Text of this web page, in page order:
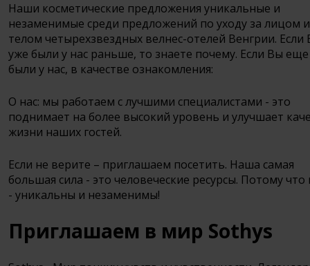
Наши косметические предложения уникальные и
незаменимые среди предложений по уходу за лицом и
телом четырехзвездных велнес-отелей Венгрии. Если
уже были у нас раньше, то знаете почему. Если Вы
были у нас, в качестве ознакомления:
О нас: мы работаем с лучшими специалистами - это
поднимает на более высокий уровень и улучшает
жизни наших гостей.
Если не верите – приглашаем посетить. Наша самая
большая сила - это человеческие ресурсы. Потому
- уникальны и незаменимы!
Приглашаем в мир Sothys